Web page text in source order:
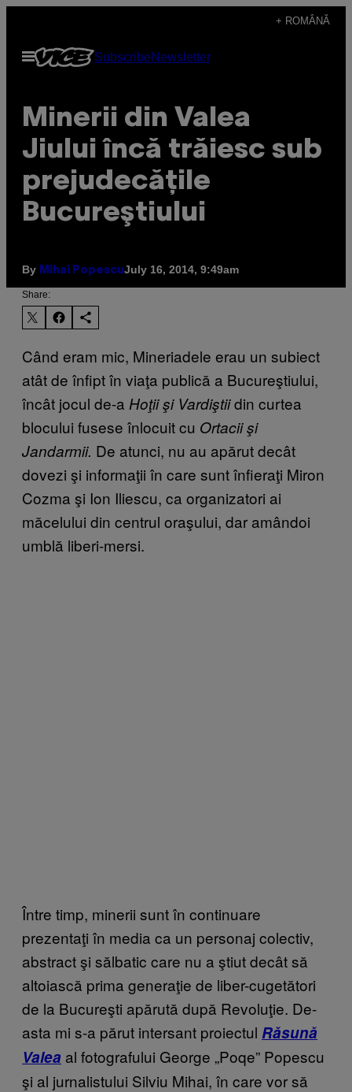
content
+ ROMÂNĂ
Open
Menu
SubscribeNewsletter
Minerii din Valea
Jiului încă trăiesc sub
prejudecăţile
Bucureştiului
By Mihai PopescuJuly 16, 2014, 9:49am
Share:
Când eram mic, Mineriadele erau un subiect
atât de înfipt în viaţa publică a Bucureştiului,
încât jocul de-a Hoţii şi Vardiştiidin curtea
blocului fusese înlocuit cu Ortacii şi
Jandarmii. De atunci, nu au apărut decât
dovezi şi informaţii în care sunt înfieraţi Miron
Cozma şi Ion Iliescu, ca organizatori ai
măcelului din centrul oraşului, dar amândoi
umblă liberi-mersi.
Între timp, minerii sunt în continuare
prezentaţi în media ca un personaj colectiv,
abstract şi sălbatic care nu a ştiut decât să
altoiască prima generaţie de liber-cugetători
de la Bucureşti apărută după Revoluţie. De-
asta mi s-a părut intersant proiectul Răsună
Valea al fotografului George „Poqe” Popescu
şi al jurnalistului Silviu Mihai, în care vor să